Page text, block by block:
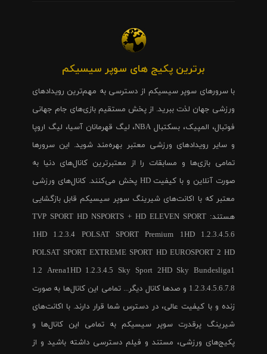
برترین پکیج های سوپر سیسیکم
با سرورهای سوپر سیسیکم از دسترسی به مهم‌ترین رویدادهای
ورزشی جهان لذت ببرید. از پخش مستقیم بازی‌های جام جهانی
فوتبال، المپیک، بسکتبال NBA، لیگ قهرمانان آسیا، لیگ اروپا
و سایر رویدادهای ورزشی معتبر بهره‌مند شوید. این سرورها
تمامی بازی‌ها و مسابقات را از معتبرترین کانال‌های دنیا به
صورت آنلاین و با کیفیت HD پخش می‌کنند. کانال‌های ورزشی
معتبر که با اکانت‌های شیرینگ سوپر سیسیکم قابل بازگشایی
هستند: TVP SPORT HD NSPORTS + HD ELEVEN SPORT
1HD 1.2.3.4 POLSAT SPORT Premium 1HD 1.2.3.4.5.6
POLSAT SPORT EXTREME SPORT HD EUROSPORT 2 HD
1.2 Arena1HD 1.2.3.4.5 Sky Sport 2HD Sky Bundesliga1
1.2.3.4.5.6.7.8 و صدها کانال دیگر... تمامی این کانال‌ها به صورت
زنده و با کیفیت عالی، در دسترس شما قرار دارند. با اکانت‌های
شیرینگ پرقدرت سوپر سیسیکم به تمامی این کانال‌ها و
پکیج‌های ورزشی، مستند و فیلم دسترسی داشته باشید و از